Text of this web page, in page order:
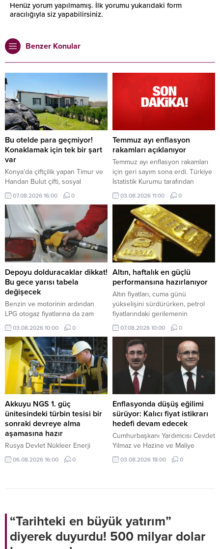
Henüz yorum yapılmamış. İlk yorumu yukarıdaki form
aracılığıyla siz yapabilirsiniz.
Benzer Konular
Bu otelde para geçmiyor!
Konaklamak için tek bir şart
var
Konya'da çiftçilik yapan Timur ve
Handan Bulut çifti, sosyal
medyada tanıştıkları aileleri "köy
oteli" adını verdikleri çiftlik evinde
ücretsiz ağırlıyor.
07.08.2026 16:00 0
Temmuz ayı enflasyon
rakamları açıklanıyor
Temmuz ayı enflasyon rakamları
için geri sayım sona erdi. Türkiye
İstatistik Kurumu tarafından
açıklanacak veriler öncesinde
gözler saat 10.00'a çevrildi.
03.08.2026 11:00 0
Depoyu dolduracaklar dikkat!
Bu gece yarısı tabela
değişecek
Benzin ve motorinin ardından
LPG otogaz fiyatlarına da zam
geliyor. 4 Ağustos gece
yarısından itibaren geçerli olacak
2 lira 45 kuruşluk artışla birlikte,
LPG'li araç sahiplerinin depo
dolum maliyetleri yükselecek.
03.08.2026 10:00 0
Altın, haftalık en güçlü
performansına hazırlanıyor
Altın fiyatları, cuma günü
yükselişini sürdürürken, petrol
fiyatlarındaki gerilemenin
sağladığı destekle ocak ayından
bu yana en güçlü haftalık
performansını sergilemeye
hazırlanıyor. Gram altın 6 bin 574
liradan işlem görüyor.
07.08.2026 10:00 0
Akkuyu NGS 1. güç
ünitesindeki türbin tesisi bir
sonraki devreye alma
aşamasına hazır
Rusya Devlet Nükleer Enerji
Kuruluşu Rosatom tarafından inşa
edilen Akkuyu Nükleer Güç
başarıyla yürütüldü.
06.08.2026 16:00 0
Enflasyonda düşüş eğilimi
sürüyor: Kalıcı fiyat istikrarı
hedefi devam edecek
Cumhurbaşkanı Yardımcısı Cevdet
Yılmaz ve Hazine ve Maliye
Bakanı Mehmet Şimşek, temmuz
ayı enflasyon verilerini
03.08.2026 18:00 0
“Tarihteki en büyük yatırım”
diyerek duyurdu! 500 milyar dolar